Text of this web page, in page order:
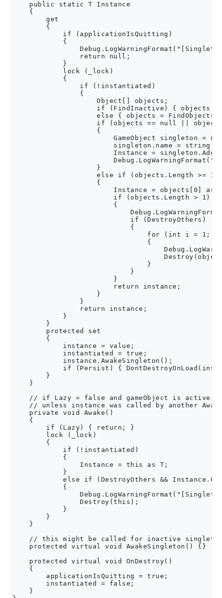
    public static T Instance
    {
        get
        {
            if (applicationIsQuitting)
            {
                return null;
            }
            lock (_lock)
            {
                if (!instantiated)
                {
                    Object[] objects;
if (FindInactive) { objects
else { objects =
if (objects == null ||
                    {
GameObject singleton =
singleton.name =
Instance =
                    }
                    else if (objects.Length >= 1)
                    {
Instance = objects[0] as
                        if (objects.Length > 1)
                        {
                            if (DestroyOthers)
                            {
for (int i = 1;
                                {
                                }
                            }
                        }
                        return instance;
                    }
                }
                return instance;
            }
        }
        protected set
        {
            instance = value;
            instantiated = true;
            instance.AwakeSingleton();
if (Persist) {
        }
    }
// if Lazy = false and gameObject is active
// unless instance was called by another
    private void Awake()
    {
        if (Lazy) { return; }
        lock (_lock)
        {
            if (!instantiated)
            {
                Instance = this as T;
            }
else if (DestroyOthers &&
            {
                Destroy(this);
            }
        }
    }
// this might be called for inactive
    protected virtual void AwakeSingleton() {}
    protected virtual void OnDestroy()
    {
        applicationIsQuitting = true;
        instantiated = false;
    }